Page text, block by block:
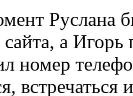
Руслана
сайта, а
номер
встречаться